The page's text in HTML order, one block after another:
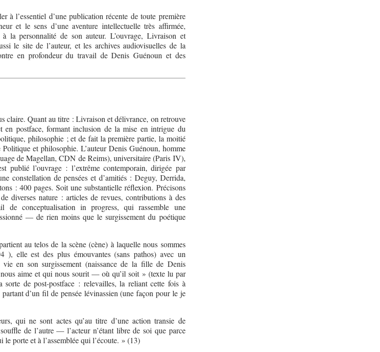
à l’essentiel d’une publication récente de toute première
et le sens d’une aventure intellectuelle très affirmée,
la personnalité de son auteur. L’ouvrage, Livraison et
le site de l’auteur, et les archives audiovisuelles de la
en profondeur du travail de Denis Guénoun et des
claire. Quant au titre : Livraison et délivrance, on retrouve
en postface, formant inclusion de la mise en intrigue du
philosophie ; et de fait la première partie, la moitié
et philosophie. L’auteur Denis Guénoun, homme
de Magellan, CDN de Reims), universitaire (Paris IV),
publié l’ouvrage : l’extrême contemporain, dirigée par
constellation de pensées et d’amitiés : Deguy, Derrida,
: 400 pages. Soit une substantielle réflexion. Précisons
diverses nature : articles de revues, contributions à des
de conceptualisation in progress, qui rassemble une
— de rien moins que le surgissement du poétique
au telos de la scène (cène) à laquelle nous sommes
), elle est des plus émouvantes (sans pathos) avec un
vie en son surgissement (naissance de la fille de Denis
aime et qui nous sourit — où qu’il soit » (texte lu par
sorte de post-postface : relevailles, la reliant cette fois à
d’un fil de pensée lévinassien (une façon pour le je
qui ne sont actes qu’au titre d’une action transie de
de l’autre — l’acteur n’étant libre de soi que parce
porte et à l’assemblée qui l’écoute. » (13)